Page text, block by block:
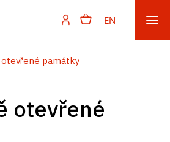
EN
památky
otevřené